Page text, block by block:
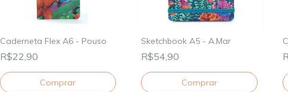
Caderneta Flex A6 - Pouso
R$22,90
Sketchbook A5 - A.Mar
R$54,90